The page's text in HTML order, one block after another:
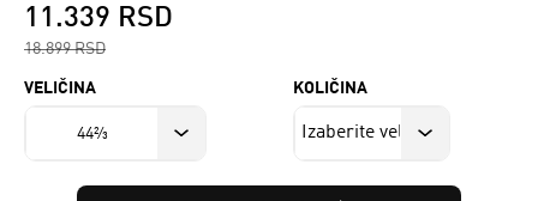
11.339 RSD
18.899 RSD
VELIČINA
44⅔
KOLIČINA